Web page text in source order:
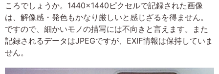
ころでしょうか。1440×1440ピクセルで記録された画像
は、解像感・発色もかなり厳しいと感じざるを得ません。
ですので、細かいモノの描写には不向きと言えます。また
記録されるデータはJPEGですが、EXIF情報は保持していま
せん。